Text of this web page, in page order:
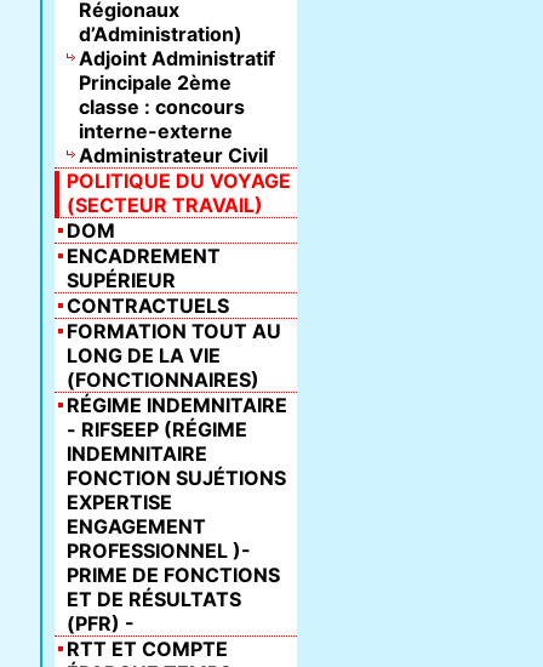
Régionaux
d’Administration)
Adjoint Administratif
Principale 2ème
classe : concours
interne-externe
Administrateur Civil
POLITIQUE DU VOYAGE
(SECTEUR TRAVAIL)
DOM
ENCADREMENT
SUPÉRIEUR
CONTRACTUELS
FORMATION TOUT AU
LONG DE LA VIE
(FONCTIONNAIRES)
RÉGIME INDEMNITAIRE
- RIFSEEP (RÉGIME
INDEMNITAIRE
FONCTION SUJÉTIONS
EXPERTISE
ENGAGEMENT
PROFESSIONNEL )-
PRIME DE FONCTIONS
ET DE RÉSULTATS
(PFR) -
RTT ET COMPTE